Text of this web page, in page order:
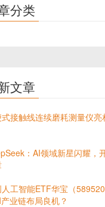
分类
文章
接触线连续磨耗测量仪
：AI领域新星闪耀，
工智能ETF华宝（
业链布局良机？